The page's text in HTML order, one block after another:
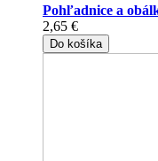
Pohľadnice a
2,65 €
Do košíka